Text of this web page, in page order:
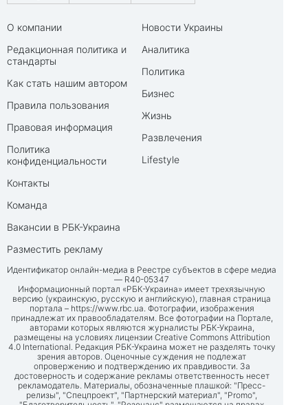
О компании
Редакционная политика и
стандарты
Как стать нашим автором
Правила пользования
Правовая информация
Политика
конфиденциальности
Контакты
Команда
Вакансии в РБК-Украина
Разместить рекламу
Новости Украины
Аналитика
Политика
Бизнес
Жизнь
Развлечения
Lifestyle
Идентификатор онлайн-медиа в Реестре субъектов в сфере медиа
— R40-05347
Информационный портал «РБК-Украина» имеет трехязычную
версию (украинскую, русскую и английскую), главная страница
портала – https://www.rbc.ua . Фотографии, изображения
принадлежат их правообладателям. Все фотографии на Портале,
авторами которых являются журналисты РБК-Украина,
размещены на условиях лицензии Creative Commons Attribution
4.0 International. Редакция РБК-Украина может не разделять точку
зрения авторов. Оценочные суждения не подлежат
опровержению и подтверждению их правдивости. За
достоверность и содержание рекламы ответственность несет
рекламодатель. Материалы, обозначенные плашкой: "Пресс-
релизы", "Спецпроект", "Партнерский материал", "Promo",